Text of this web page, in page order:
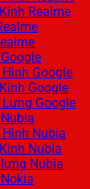
Realme
Google
Google
Google
Nubia
Nubia
Nubia